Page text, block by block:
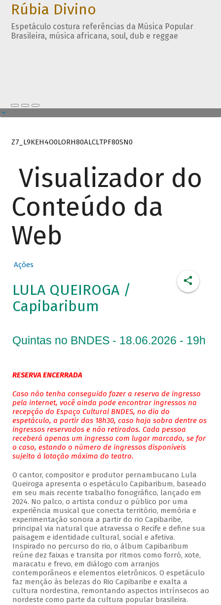
Rúbia Divino
Espetáculo costura referências da Música Popular
Brasileira, música africana, soul, dub e reggae
Z7_L9KEH4O0LORH80ALCLTPF80SN0
Visualizador do
Conteúdo da
Web
Ações
LULA QUEIROGA /
Capibaribum
Quintas no BNDES - 18.06.2026 - 19h
RESERVA ENCERRADA
Caso não tenha conseguido fazer a reserva de ingresso
pela internet, você ainda pode encontrar ingressos na
recepção do Espaço Cultural BNDES, no dia do
espetáculo, a partir das 18h30, caso haja sobra dentre os
ingressos reservados e não retirados. Cada pessoa
receberá apenas um ingresso com lugar marcado, se for
o caso, estando o número de ingressos disponíveis
sujeito à lotação máxima do teatro.
O cantor, compositor e produtor pernambucano Lula
Queiroga apresenta o espetáculo Capibaribum, baseado
em seu mais recente trabalho fonográfico, lançado em
2024. No palco, o artista conduz o público por uma
experiência musical que conecta território, memória e
experimentação sonora a partir do rio Capibaribe,
principal via natural que atravessa o Recife e define sua
paisagem e identidade cultural, social e afetiva.
Inspirado no percurso do rio, o álbum Capibaribum
reúne dez faixas e transita por ritmos como forró, xote,
maracatu e frevo, em diálogo com arranjos
contemporâneos e elementos eletrônicos. O espetáculo
faz menção às belezas do Rio Capibaribe e exalta a
cultura nordestina, remontando aspectos intrínsecos ao
nordeste como parte da cultura popular brasileira.